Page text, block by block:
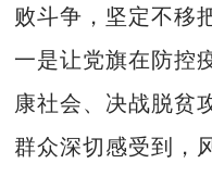
败斗争，坚定不移
一是让党旗在防控
康社会、决战脱贫
群众深切感受到，